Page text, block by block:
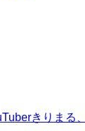
きりまる